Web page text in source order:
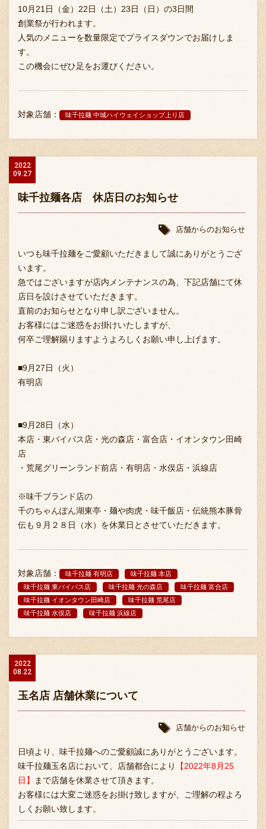
〒869-1107 熊本県菊池郡菊陽町辛川448
TEL:096-349-2222
FAX :096-349-2288
10月21日（金）22日（土）23日（日）の3日間
創業祭が行われます。
人気のメニューを数量限定でプライスダウンでお届けしま
す。
この機会にぜひ足をお運びください。
対象店舗： 味千拉麺 中城ハイウェイショップ上り店
2022
09.27
味千拉麺各店 休店日のお知らせ
店舗からのお知らせ
いつも味千拉麺をご愛顧いただきまして誠にありがとうござ
います。
急ではございますが店内メンテナンスの為、下記店舗にて休
店日を設けさせていただきます。
直前のお知らせとなり申し訳ございません。
お客様にはご迷惑をお掛けいたしますが、
何卒ご理解賜りますようよろしくお願い申し上げます。
■9月27日（火）
有明店
■9月28日（水）
本店・東バイパス店・光の森店・富合店・イオンタウン田崎
店
・荒尾グリーンランド前店・有明店・水俣店・浜線店
※味千ブランド店の
千のちゃんぽん湖東亭・麺や肉虎・味千飯店・伝統熊本豚骨
伝も９月２８日（水）を休業日とさせていただきます。
対象店舗： 味千拉麺 有明店
味千拉麺 本店
味千拉麺 東バイパス店
味千拉麺 光の森店
味千拉麺 富合店
味千拉麺 イオンタウン田崎店
味千拉麺 荒尾店
味千拉麺 水俣店
味千拉麺 浜線店
2022
08.22
玉名店 店舗休業について
店舗からのお知らせ
日頃より、味千拉麺へのご愛顧誠にありがとうございます。
味千拉麺玉名店において、店舗都合により
【2022年8月25
日】
まで店舗を休業させて頂きます。
お客様には大変ご迷惑をお掛け致しますが、ご理解の程よろ
しくお願い致します。